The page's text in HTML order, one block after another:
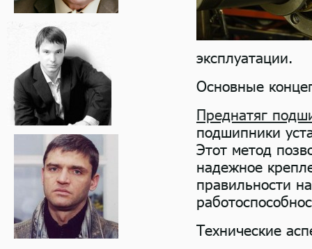
эксплуатации.
Основные
Преднатяг
подшипники
Этот метод
надежное
правильности
Технические